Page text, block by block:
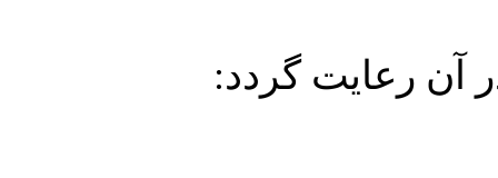
آن رعايت گردد: